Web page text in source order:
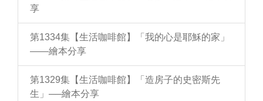
享
第1334集【生活咖啡館】「我的心是耶穌的家」
——繪本分享
第1329集【生活咖啡館】「造房子的史密斯先
生」──繪本分享